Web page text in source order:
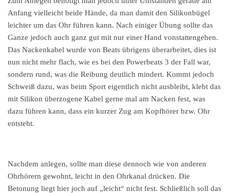
Anfang vielleicht beide Hände, da man damit den Silikonbügel
leichter um das Ohr führen kann. Nach einiger Übung sollte das
Ganze jedoch auch ganz gut mit nur einer Hand vonstattengehen.
Das Nackenkabel wurde von Beats übrigens überarbeitet, dies ist
nun nicht mehr flach, wie es bei den Powerbeats 3 der Fall war,
sondern rund, was die Reibung deutlich mindert. Kommt jedoch
Schweiß dazu, was beim Sport eigentlich nicht ausbleibt, klebt das
mit Silikon überzogene Kabel gerne mal am Nacken fest, was
dazu führen kann, dass ein kurzer Zug am Kopfhörer bzw. Ohr
entsteht.
Nachdem anlegen, sollte man diese dennoch wie von anderen
Ohrhörern gewohnt, leicht in den Ohrkanal drücken. Die
Betonung liegt hier joch auf „leicht“ nicht fest. Schließlich soll das